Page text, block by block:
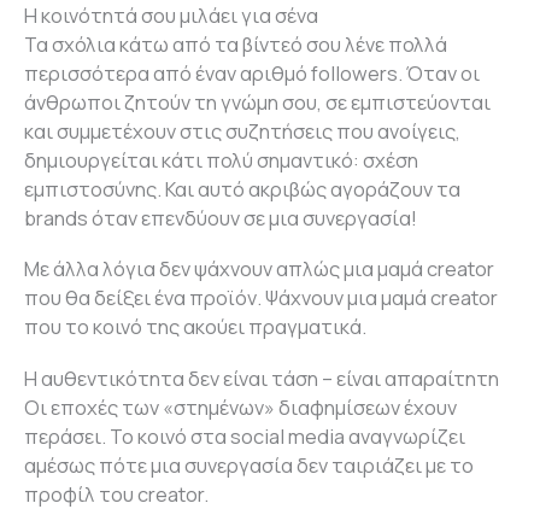
Η κοινότητά σου μιλάει για σένα
Τα σχόλια κάτω από τα βίντεό σου λένε πολλά
περισσότερα από έναν αριθμό followers. Όταν οι
άνθρωποι ζητούν τη γνώμη σου, σε εμπιστεύονται
και συμμετέχουν στις συζητήσεις που ανοίγεις,
δημιουργείται κάτι πολύ σημαντικό: σχέση
εμπιστοσύνης. Και αυτό ακριβώς αγοράζουν τα
brands όταν επενδύουν σε μια συνεργασία!
Mε άλλα λόγια δεν ψάχνουν απλώς μια μαμά creator
που θα δείξει ένα προϊόν. Ψάχνουν μια μαμά creator
που το κοινό της ακούει πραγματικά.
Η αυθεντικότητα δεν είναι τάση – είναι απαραίτητη
Οι εποχές των «στημένων» διαφημίσεων έχουν
περάσει. Το κοινό στα social media αναγνωρίζει
αμέσως πότε μια συνεργασία δεν ταιριάζει με το
προφίλ του creator.